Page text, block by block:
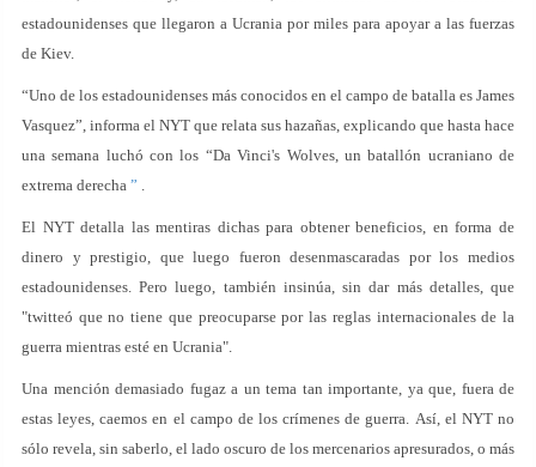
estadounidenses que llegaron a Ucrania por miles para apoyar a las fuerzas
de Kiev.
“Uno de los estadounidenses más conocidos en el campo de batalla es James
Vasquez”, informa el NYT que relata sus hazañas, explicando que hasta hace
una semana luchó con los “Da Vinci's Wolves, un batallón ucraniano de
extrema derecha ” .
El NYT detalla las mentiras dichas para obtener beneficios, en forma de
dinero y prestigio, que luego fueron desenmascaradas por los medios
estadounidenses. Pero luego, también insinúa, sin dar más detalles, que
"twitteó que no tiene que preocuparse por las reglas internacionales de la
guerra mientras esté en Ucrania".
Una mención demasiado fugaz a un tema tan importante, ya que, fuera de
estas leyes, caemos en el campo de los crímenes de guerra. Así, el NYT no
sólo revela, sin saberlo, el lado oscuro de los mercenarios apresurados, o más